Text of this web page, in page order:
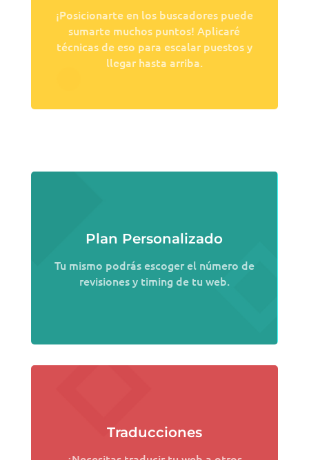
¡Posicionarte en los buscadores puede
sumarte muchos puntos! Aplicaré
técnicas de eso para escalar puestos y
llegar hasta arriba.
Plan Personalizado
Tu mismo podrás escoger el número de
revisiones y timing de tu web.
Traducciones